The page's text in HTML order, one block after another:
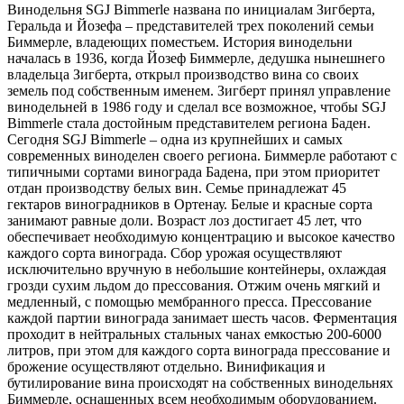
Винодельня SGJ Bimmerle названа по инициалам Зигберта,
Геральда и Йозефа – представителей трех поколений семьи
Биммерле, владеющих поместьем. История винодельни
началась в 1936, когда Йозеф Биммерле, дедушка нынешнего
владельца Зигберта, открыл производство вина со своих
земель под собственным именем. Зигберт принял управление
винодельней в 1986 году и сделал все возможное, чтобы SGJ
Bimmerle стала достойным представителем региона Баден.
Сегодня SGJ Bimmerle – одна из крупнейших и самых
современных виноделен своего региона. Биммерле работают с
типичными сортами винограда Бадена, при этом приоритет
отдан производству белых вин. Семье принадлежат 45
гектаров виноградников в Ортенау. Белые и красные сорта
занимают равные доли. Возраст лоз достигает 45 лет, что
обеспечивает необходимую концентрацию и высокое качество
каждого сорта винограда. Сбор урожая осуществляют
исключительно вручную в небольшие контейнеры, охлаждая
грозди сухим льдом до прессования. Отжим очень мягкий и
медленный, с помощью мембранного пресса. Прессование
каждой партии винограда занимает шесть часов. Ферментация
проходит в нейтральных стальных чанах емкостью 200-6000
литров, при этом для каждого сорта винограда прессование и
брожение осуществляют отдельно. Винификация и
бутилирование вина происходят на собственных винодельнях
Биммерле, оснащенных всем необходимым оборудованием.